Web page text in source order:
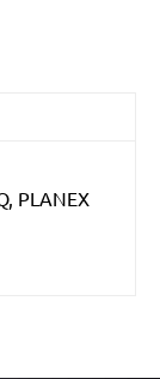
PLANEX